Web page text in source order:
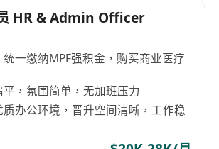
HR & Admin Officer
一缴纳MPF强积金，购买商业医疗
，氛围简单，无加班压力
办公环境，晋升空间清晰，工作稳